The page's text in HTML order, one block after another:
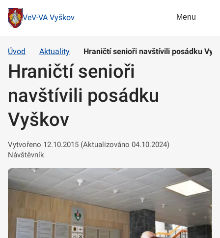
VeV-VA Vyškov Menu
Úvod Aktuality Hraničtí senioři navštívili posádku
Hraničtí senioři
navštívili posádku
Vyškov
Vytvořeno 12.10.2015 (Aktualizováno 04.10.2024)
Návštěvník